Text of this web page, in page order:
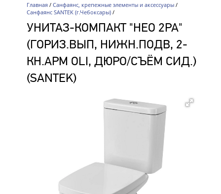
Главная/ Санфаянс, крепежные элементы и аксессуары/
Санфаянс SANTEK (г.Чебоксары)/
УНИТАЗ-КОМПАКТ "НЕО 2РА"
(ГОРИЗ.ВЫП, НИЖН.ПОДВ, 2-
КН.АРМ OLI, ДЮРО/СЪЁМ СИД.)
(SANTEK)